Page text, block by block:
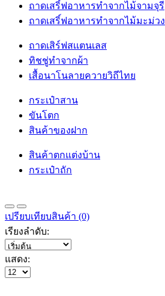
ถาดเสริ์ฟอาหารทำจากไม้จามจุรี
ถาดเสริ์ฟอาหารทำจากไม้มะม่วง
ถาดเสิร์ฟสเเตนเลส
ทิชชู่ทำจากผ้า
เสื้อนาโนลายควายวิถีไทย
กระเป๋าสาน
ขันโตก
สินค้าของฝาก
สินค้าตกแต่งบ้าน
กระเป๋าถัก
เปรียบเทียบสินค้า (0)
เรียงลำดับ:
แสดง: